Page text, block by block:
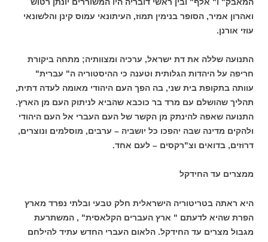
המאבק" ו" אלף" ובין ראשי דובריה היו המשוררים יונתן רטוש
ואהרון אמיר, הסופר בנימין תמוז, העיתונאי עמוס קינן והלשונאי
עוזי אורנן.
התנועה שללה את דת ישראל, ערכיה ומצוותיה; מתחה ביקורת
חריפה על היהדות הגלותית וטענה כי ההיסטוריה ה" עברית"
עוותה בתקופת בית שני, בה הפך העם היהודי מאומה לעדה דתית,
תהליך שהושלם עם מרד בר כוכבא שהביא לניתוק העם מן הארץ.
התנועה שאפה להינתק מן הקשר של העם העברי אל העם היהודי
ולהקים מדינה שבה יהפכו כל יושביה – ערבים, מוסלמים ונוצרים,
דרוזים, בדואים וצ"רקסים – לעם אחד.
ממצרים עד החידקל
היא ראתה בטריטוריה הישראלית חלק טבעי ובלתי נפרד מארץ
הפרת שהיא לדעתם " ארץ העברים הקלאסית" , המשתרעת
מגבול מצרים עד החידקל. הלאום העברי החדש עתיד להילחם